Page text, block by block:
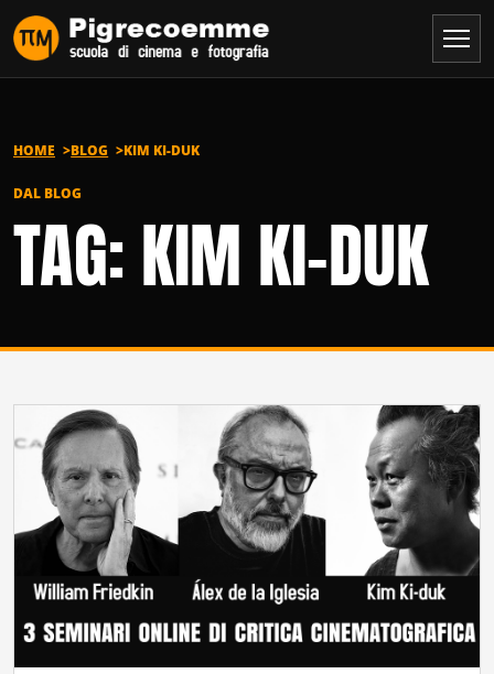
Vai al contenuto
HOME BLOG KIM KI-DUK
DAL BLOG
TAG: KIM KI-DUK